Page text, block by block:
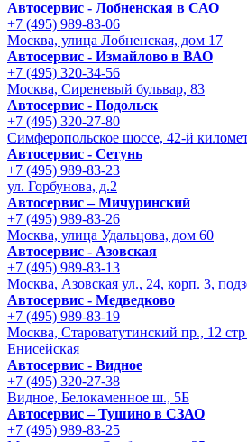
Автосервис - Лобненская в САО
+7 (495) 989-83-06
Москва, улица Лобненская, дом 17
Автосервис - Измайлово в ВАО
+7 (495) 320-34-56
Москва, Сиреневый бульвар, 83
Автосервис - Подольск
+7 (495) 320-27-80
Симферопольское шоссе, 42-й
Автосервис - Сетунь
+7 (495) 989-83-23
ул. Горбунова, д.2
Автосервис – Мичуринский
+7 (495) 989-83-26
Москва, улица Удальцова, дом 60
Автосервис - Азовская
+7 (495) 989-83-13
Москва, Азовская ул., 24, корп. 3,
Автосервис - Медведково
+7 (495) 989-83-19
Москва, Староватутинский пр., 12 стр
Енисейская
Автосервис - Видное
+7 (495) 320-27-38
Видное, Белокаменное ш., 5Б
Автосервис – Тушино в СЗАО
+7 (495) 989-83-25